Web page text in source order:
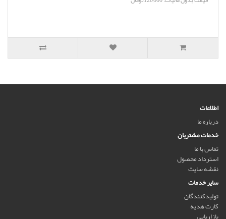
اطلاعات
درباره ما
خدمات مشتریان
تماس با ما
استرداد محصول
نقشه سایت
سایر خدمات
تولیدکنندگان
کارت هدیه